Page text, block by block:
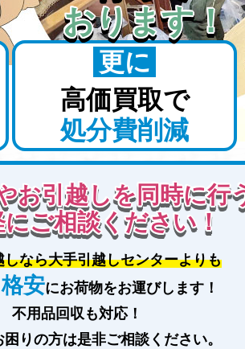
おります！
更に
高価買取で
処分費削減
お引越しを同時に行
ご相談ください！
しなら大手引越しセンターよりも
安にお荷物をお運びします！
不用品回収も対応！
りの方は是非ご相談ください。